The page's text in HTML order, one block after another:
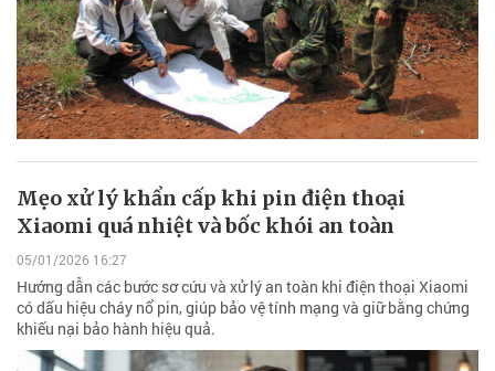
Mẹo xử lý khẩn cấp khi pin điện thoại
Xiaomi quá nhiệt và bốc khói an toàn
05/01/2026 16:27
Hướng dẫn các bước sơ cứu và xử lý an toàn khi điện thoại Xiaomi
có dấu hiệu cháy nổ pin, giúp bảo vệ tính mạng và giữ bằng chứng
khiếu nại bảo hành hiệu quả.